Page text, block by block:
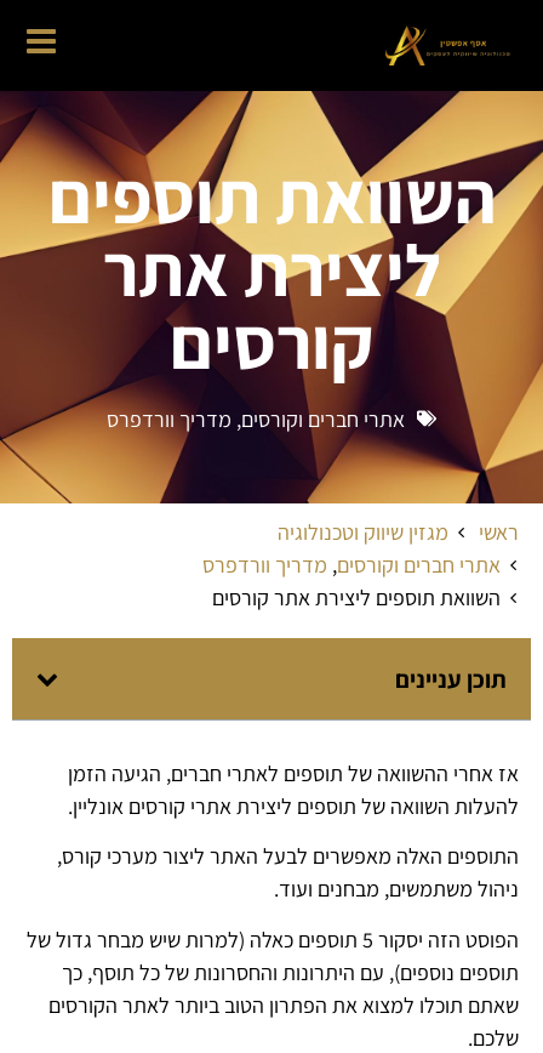
השוואת תוספים
ליצירת אתר
קורסים
אתרי חברים וקורסים, מדריך וורדפרס
ראשי
מגזין שיווק וטכנולוגיה
אתרי חברים וקורסים, מדריך וורדפרס
השוואת תוספים ליצירת אתר קורסים
תוכן עניינים
אז אחרי ההשוואה של תוספים לאתרי חברים, הגיעה הזמן
להעלות השוואה של תוספים ליצירת אתרי קורסים אונליין.
התוספים האלה מאפשרים לבעל האתר ליצור מערכי קורס,
ניהול משתמשים, מבחנים ועוד.
הפוסט הזה יסקור 5 תוספים כאלה (למרות שיש מבחר גדול של
תוספים נוספים), עם היתרונות והחסרונות של כל תוסף, כך
שאתם תוכלו למצוא את הפתרון הטוב ביותר לאתר הקורסים
שלכם.